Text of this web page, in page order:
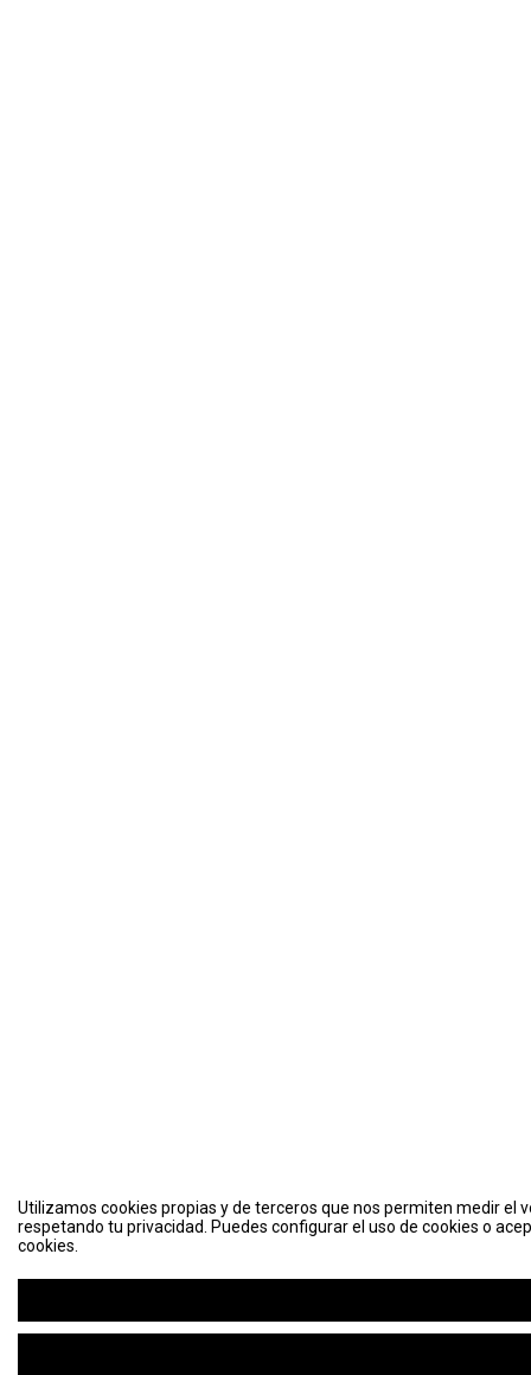
Utilizamos cookies propias y de terceros que nos permiten medir el
respetando tu privacidad. Puedes configurar el uso de cookies o
cookies.